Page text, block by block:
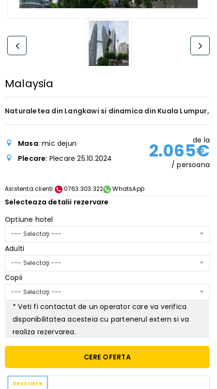
Malaysia
Naturaletea din Langkawi si dinamica din Kuala Lumpur,
Masa: mic dejun
Plecare: Plecare 25.10.2024
de la
2.065€
/ persoana
Asistenta clienti: 0763 303 322 WhatsApp
Selecteaza detalii rezervare
Optiune hotel
--- Selectaţi ---
Adulti
--- Selectaţi ---
Copii
--- Selectaţi ---
* Veti fi contactat de un operator care va verifica
disponibilitatea acesteia cu partenerul extern si va
realiza rezervarea.
CERE OFERTA
Descriere